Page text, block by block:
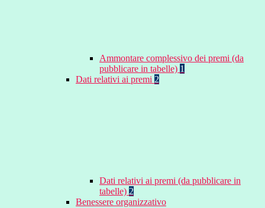
Ammontare complessivo dei premi (da
pubblicare in tabelle) 1
Dati relativi ai premi 2
Dati relativi ai premi (da pubblicare in
tabelle) 2
Benessere organizzativo